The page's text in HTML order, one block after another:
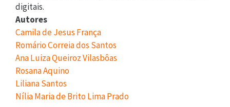
digitais.
Autores
Camila de Jesus França
Romário Correia dos Santos
Ana Luiza Queiroz Vilasbôas
Rosana Aquino
Liliana Santos
Nília Maria de Brito Lima Prado